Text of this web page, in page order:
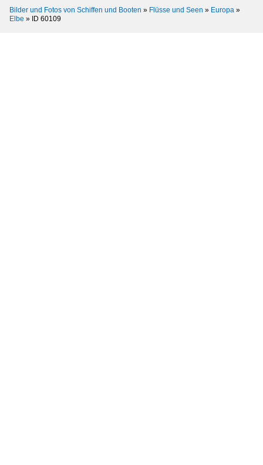
Bilder und Fotos von Schiffen und Booten » Flüsse und Seen » Europa »
Elbe » ID 60109